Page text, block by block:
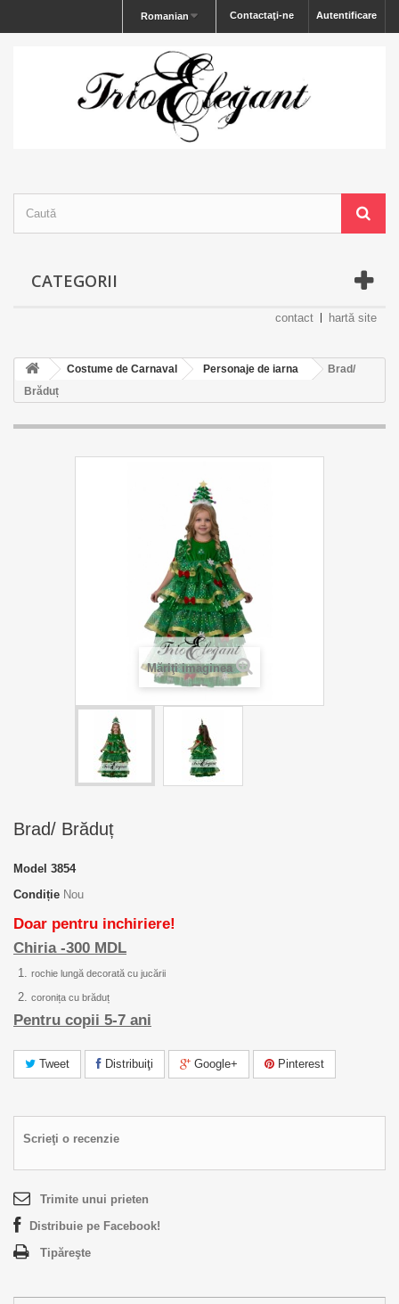
Autentificare
Contactaţi-ne
Romanian
CATEGORII
contact hartă site
Costume de Carnaval Personaje de iarna
Brad/
Brăduț
Măriţi imaginea
Brad/ Brăduț
Model 3854
Condiție Nou
Doar pentru inchiriere!
Chiria -300 MDL
rochie lungă decorată cu jucării
coronița cu brăduț
Pentru copii 5-7 ani
Tweet Distribuiţi Google+ Pinterest
Scrieţi o recenzie
Trimite unui prieten
Distribuie pe Facebook!
Tipăreşte